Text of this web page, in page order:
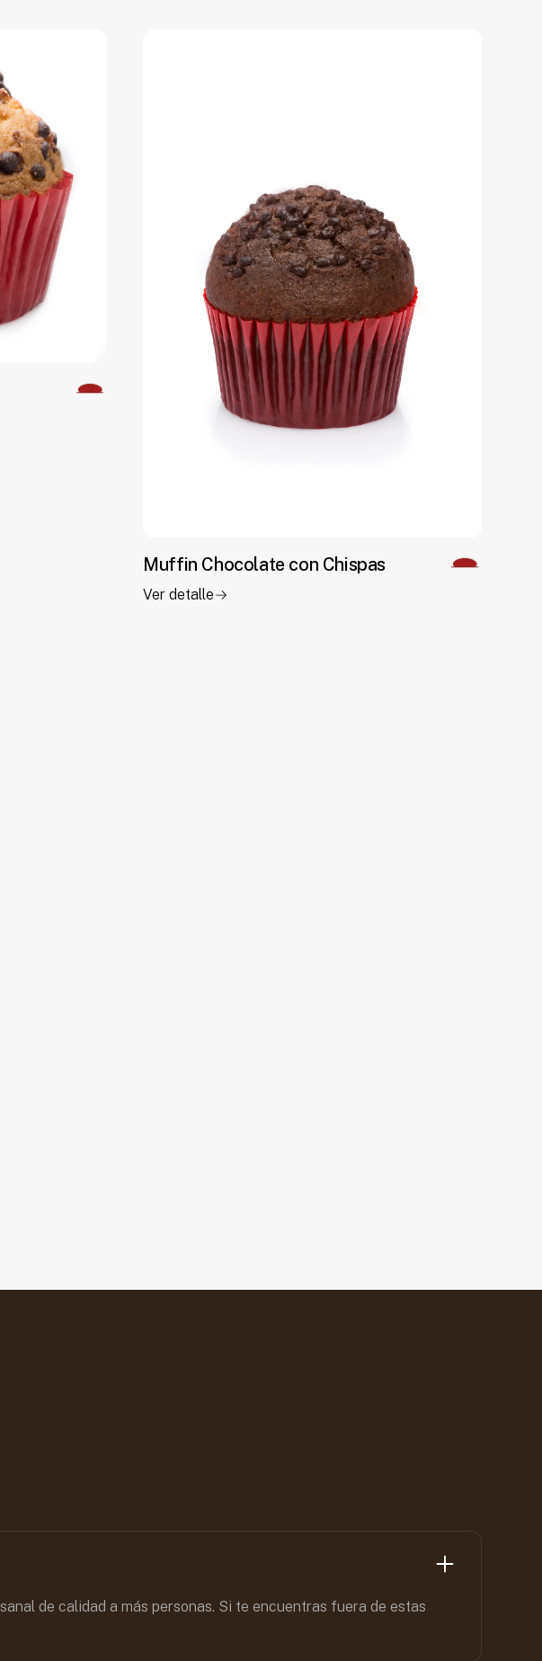
Muffin Chocolate con Chispas
Ver detalle
de calidad a más personas. Si te encuentras fuera de estas